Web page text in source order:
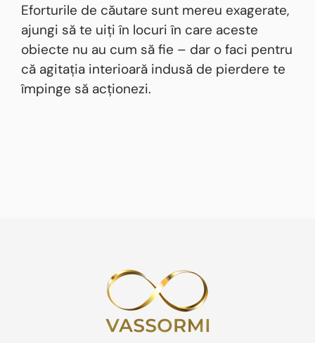
Eforturile de căutare sunt mereu exagerate,
ajungi să te uiți în locuri în care aceste
obiecte nu au cum să fie – dar o faci pentru
că agitația interioară indusă de pierdere te
împinge să acționezi.